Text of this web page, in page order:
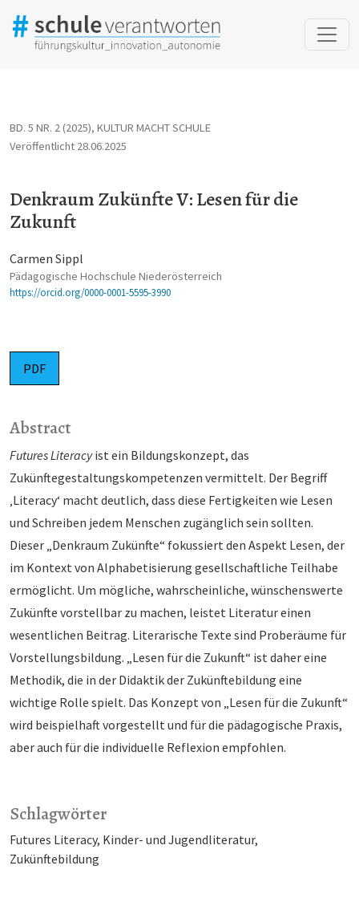
BD. 5 NR. 2 (2025), KULTUR MACHT SCHULE
Denkraum Zukünfte V: Lesen für die
Zukunft
Veröffentlicht 28.06.2025
Carmen Sippl
Pädagogische Hochschule Niederösterreich
https://orcid.org/0000-0001-5595-3990
PDF
Schlagwörter
Futures Literacy Kinder- und Jugendliteratur
Zukünftebildung
Abstract
Futures Literacyist ein Bildungskonzept, das
Zukünftegestaltungskompetenzen vermittelt. Der Begriff
‚Literacy‘ macht deutlich, dass diese Fertigkeiten wie Lesen
und Schreiben jedem Menschen zugänglich sein sollten.
Dieser „Denkraum Zukünfte“ fokussiert den Aspekt Lesen, der
im Kontext von Alphabe­tisierung gesellschaftliche Teilhabe
ermöglicht. Um mögliche, wahrscheinliche, wünschenswerte
Zukünfte vorstellbar zu machen, leistet Literatur einen
wesentlichen Beitrag. Literarische Texte sind Proberäume für
Vorstellungsbildung. „Lesen für die Zukunft“ ist daher eine
Methodik, die in der Didak­tik der Zukünftebildung eine
wichtige Rolle spielt. Das Konzept von „Lesen für die Zukunft“
wird beispielhaft vorgestellt und für die pädagogische Praxis,
aber auch für die individuelle Reflexion empfohlen.